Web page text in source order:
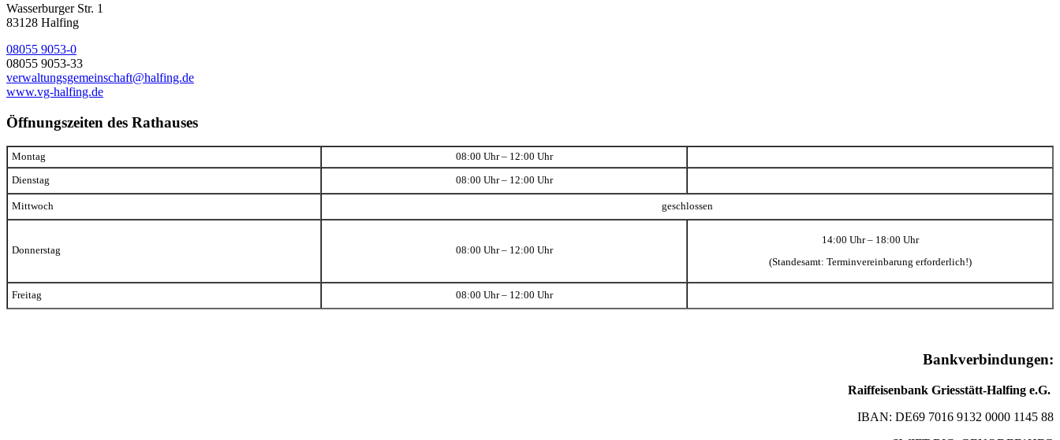
Wasserburger Str. 1
83128 Halfing
08055 9053-0
08055 9053-33
verwaltungsgemeinschaft@halfing.de
www.vg-halfing.de
Öffnungszeiten des Rathauses
Montag 08:00 Uhr – 12:00 Uhr
Dienstag 08:00 Uhr – 12:00 Uhr
Mittwoch geschlossen
Donnerstag 08:00 Uhr – 12:00 Uhr
14:00 Uhr – 18:00 Uhr
(Standesamt: Terminvereinbarung erforderlich!)
Freitag 08:00 Uhr – 12:00 Uhr
Bankverbindungen:
Raiffeisenbank Griesstätt-Halfing e.G.
IBAN: DE69 7016 9132 0000 1145 88